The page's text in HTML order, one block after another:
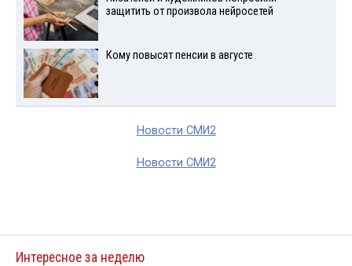
защитить от произвола нейросетей
Кому повысят пенсии в августе
Новости СМИ2
Новости СМИ2
Интересное за неделю